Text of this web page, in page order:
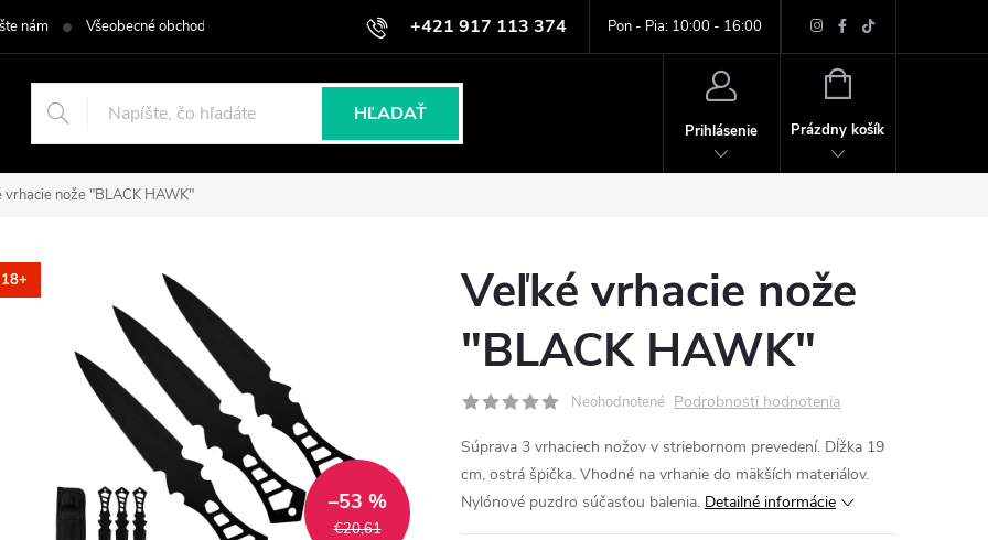
+421 917 113 374 Pon - Pia: 10:00 - 16:00
nám Všeobecné obchodné podmienky Podmienky ochrany osobných údajov
HĽADAŤ
Prihlásenie
NÁKUPNÝ
Prázdny košík
vrhacie nože "BLACK HAWK"
18+
€20,61
–53 %
Veľké vrhacie nože
"BLACK HAWK"
Neohodnotené Podrobnosti hodnotenia
Súprava 3 vrhaciech nožov v striebornom prevedení. Dĺžka 19
cm, ostrá špička. Vhodné na vrhanie do mäkších materiálov.
Nylónové puzdro súčasťou balenia. Detailné informácie